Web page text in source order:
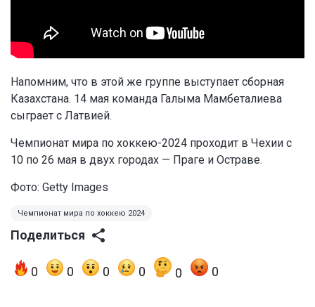
Напомним, что в этой же группе выступает сборная
Казахстана. 14 мая команда Галыма Мамбеталиева
сыграет с Латвией.
Чемпионат мира по хоккею-2024 проходит в Чехии с
10 по 26 мая в двух городах — Праге и Остраве.
Фото: Getty Images
Чемпионат мира по хоккею 2024
Поделиться
0 0 0 0 0 0